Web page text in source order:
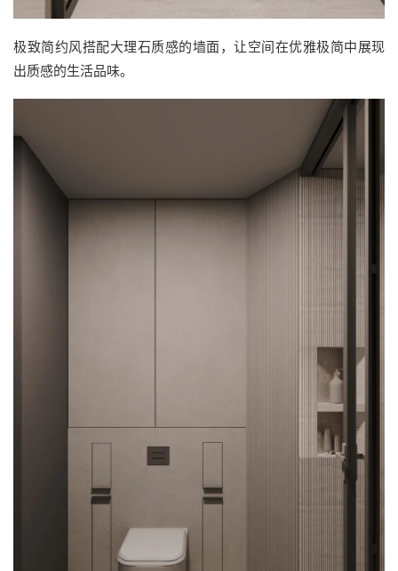
极致简约风搭配大理石质感的墙面，让空间在优雅极简中展现
出质感的生活品味。